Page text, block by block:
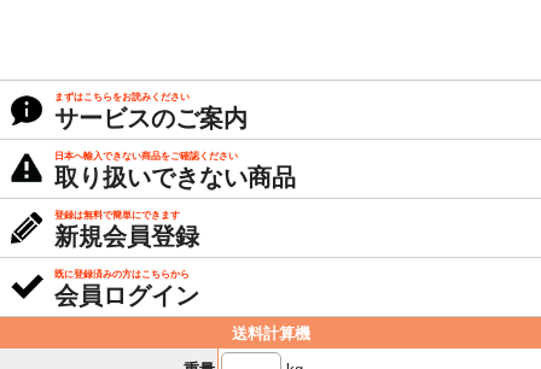
まずはこちらをお読みください
サービスのご案内
日本へ輸入できない商品をご確認ください
取り扱いできない商品
登録は無料で簡単にできます
新規会員登録
既に登録済みの方はこちらから
会員ログイン
送料計算機